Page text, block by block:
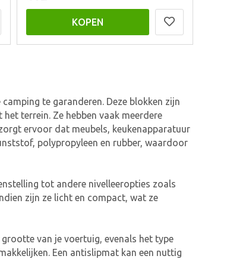
KOPEN
te garanderen. Deze blokken zijn
terrein. Ze hebben vaak meerdere
ervoor dat meubels, keukenapparatuur
polypropyleen en rubber, waardoor
tot andere nivelleeropties zoals
zijn ze licht en compact, wat ze
van je voertuig, evenals het type
Een antislipmat kan een nuttig